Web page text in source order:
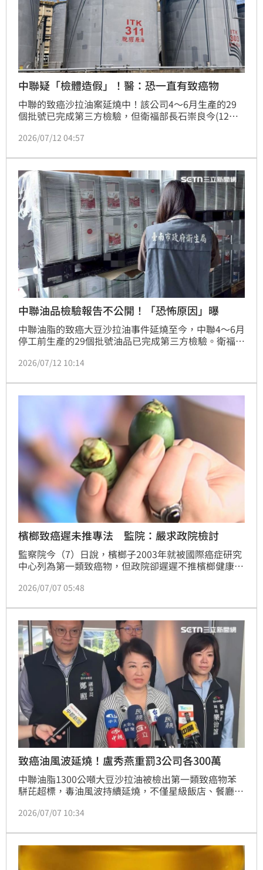
中聯疑「檢體造假」！醫：恐一直有致癌物
中聯的致癌沙拉油案延燒中！該公司4～6月生產的29
個批號已完成第三方檢驗，但衛福部長石崇良今(12日)
本抽樣過程」有問題，或「檢體造假」。對此，醫師蘇
一直都有致癌物，」國人不知道已經喝多久的毒油了。
2026/07/12 04:57
中聯油品檢驗報告不公開！「恐怖原因」曝
中聯油脂的致癌大豆沙拉油事件延燒至今，中聯4～6月
停工前生產的29個批號油品已完成第三方檢驗。衛福部
開，主因與下游業者檢驗結果不一致，擔心可能是「樣
清，所以才於9日宣布中聯4~6月製造的相關產品一律
下架。
2026/07/12 10:14
檳榔致癌遲未推專法 監院：嚴求政院檢討
監察院今（7）日說，檳榔子2003年就被國際癌症研究
中心列為第一類致癌物，但政院卻遲遲不推檳榔健康危
嚼食、坐視農藥濫用，口腔癌醫療費用更由全民負擔，
2026/07/07 05:48
致癌油風波延燒！盧秀燕重罰3公司各300萬
中聯油脂1300公噸大豆沙拉油被檢出第一類致癌物苯
駢芘超標，毒油風波持續延燒，不僅星級飯店、餐廳及
響。台中市長盧秀燕今（7）日宣布，將針對涉及致癌
者，市府決定採取最嚴厲處分，依據食安相關法規分別
重罰最高額度300萬元。
2026/07/07 10:34